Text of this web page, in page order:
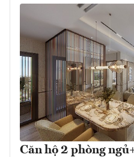
Căn hộ 2 phòng